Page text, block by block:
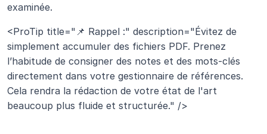
examinée.
<ProTip title="📌 Rappel :" description="Évitez de
simplement accumuler des fichiers PDF. Prenez
l’habitude de consigner des notes et des mots-clés
directement dans votre gestionnaire de références.
Cela rendra la rédaction de votre état de l'art
beaucoup plus fluide et structurée." />